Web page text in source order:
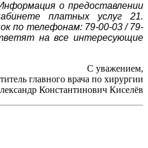
о предоставлении
платных услуг 21.
по телефонам: 79-00-03 / 79-
на все интересующие
С уважением,
главного врача по хирургии
Константинович Киселёв